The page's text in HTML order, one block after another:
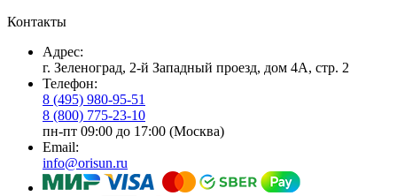
Контакты
Адрес:
г. Зеленоград, 2-й Западный проезд, дом 4А, стр. 2
Телефон:
8 (495) 980-95-51
8 (800) 775-23-10
пн-пт 09:00 до 17:00 (Москва)
Email:
info@orisun.ru